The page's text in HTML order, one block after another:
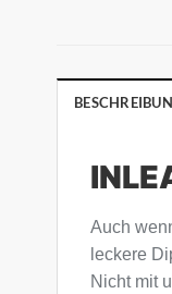
Auch
leckere
Nicht mit